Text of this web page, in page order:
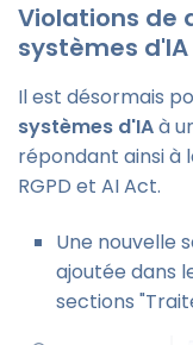
Violations de
systèmes d'IA
Il est désormais
systèmes d'IAà
répondant ainsi à
RGPD et AI Act.
Une nouvelle
ajoutée dans
sections